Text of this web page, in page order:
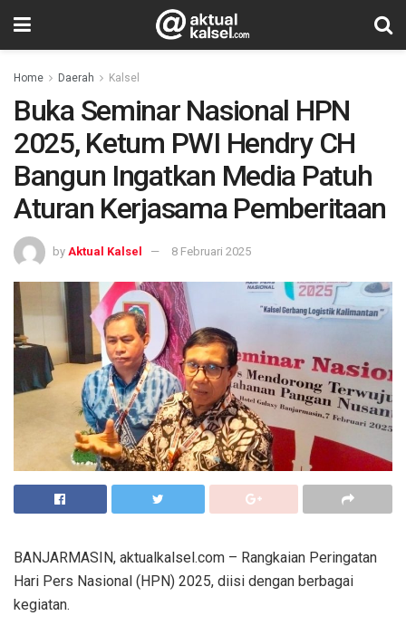
Home Daerah Kalsel
Buka Seminar Nasional HPN
2025, Ketum PWI Hendry CH
Bangun Ingatkan Media Patuh
Aturan Kerjasama Pemberitaan
by Aktual Kalsel 8 Februari 2025
BANJARMASIN, aktualkalsel.com – Rangkaian Peringatan
Hari Pers Nasional (HPN) 2025, diisi dengan berbagai
kegiatan.